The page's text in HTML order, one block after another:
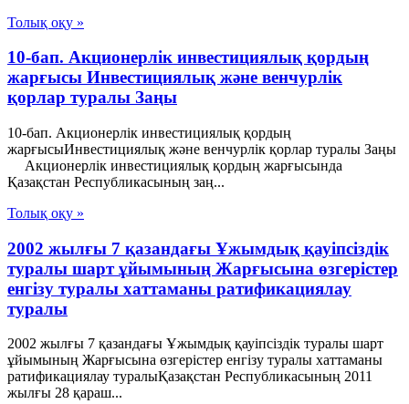
Толық оқу »
10-бап. Акционерлiк инвестициялық қордың
жарғысы Инвестициялық және венчурлік
қорлар туралы Заңы
10-бап. Акционерлiк инвестициялық қордың
жарғысыИнвестициялық және венчурлік қорлар туралы Заңы
Акционерлiк инвестициялық қордың жарғысында
Қазақстан Республикасының заң...
Толық оқу »
2002 жылғы 7 қазандағы Ұжымдық қауіпсіздік
туралы шарт ұйымының Жарғысына өзгерістер
енгізу туралы хаттаманы ратификациялау
туралы
2002 жылғы 7 қазандағы Ұжымдық қауіпсіздік туралы шарт
ұйымының Жарғысына өзгерістер енгізу туралы хаттаманы
ратификациялау туралыҚазақстан Республикасының 2011
жылғы 28 қараш...